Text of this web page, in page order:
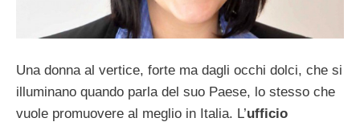
Una donna al vertice, forte ma dagli occhi dolci, che si
illuminano quando parla del suo Paese, lo stesso che
vuole promuovere al meglio in Italia. L’ufficio